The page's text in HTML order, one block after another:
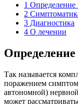
1 Определение
2
3 Диагностика
4 О лечении
Определение
Так называется
поражением
автономной)
может